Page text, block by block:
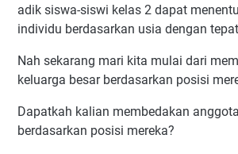
adik siswa-siswi kelas 2 dapat
individu berdasarkan usia dengan
Nah sekarang mari kita mulai dari
keluarga besar berdasarkan posisi
Dapatkah kalian membedakan
berdasarkan posisi mereka?